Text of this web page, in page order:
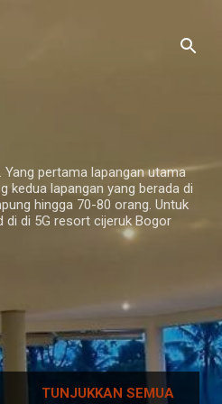
pertama lapangan utama
kedua lapangan yang berada di
hingga 70-80 orang. Untuk
di di 5G resort cijeruk Bogor
TUNJUKKAN SEMUA